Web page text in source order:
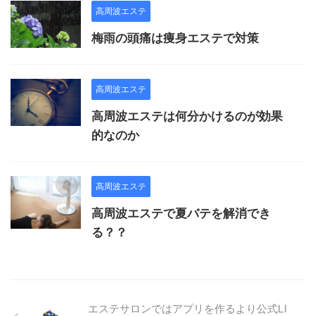
高周波エステ
梅雨の頭痛は痩身エステで対策
高周波エステ
高周波エステは何分かけるのが効果
的なのか
高周波エステ
高周波エステで夏バテを解消でき
る？？
エステサロンではアプリを作るより公式LI